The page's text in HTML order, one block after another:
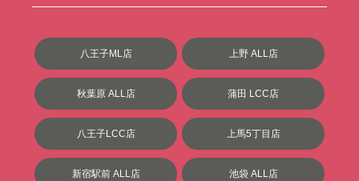
八王子ML店 上野 ALL店
秋葉原 ALL店 蒲田 LCC店
八王子LCC店 上馬5丁目店
新宿駅前 ALL店 池袋 ALL店